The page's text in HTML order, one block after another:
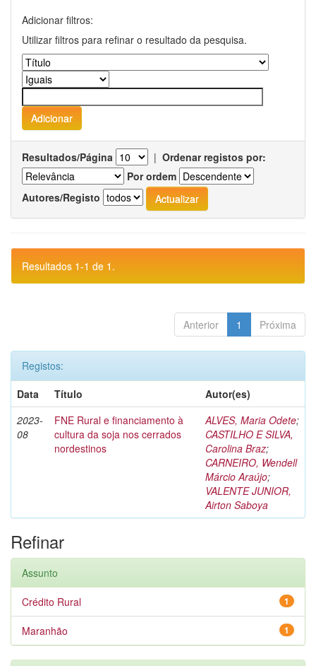
Adicionar filtros:
Utilizar filtros para refinar o resultado da pesquisa.
Resultados/Página | Ordenar registos por:
Por ordem
Autores/Registo
Resultados 1-1 de 1.
Anterior 1 Próxima
Registos:
Data
Título
Autor(es)
2023-
08
FNE Rural e financiamento à
cultura da soja nos cerrados
nordestinos
ALVES, Maria Odete;
CASTILHO E SILVA,
Carolina Braz;
CARNEIRO, Wendell
Márcio Araújo;
VALENTE JUNIOR,
Airton Saboya
Refinar
Assunto
1
Crédito Rural
1
Maranhão